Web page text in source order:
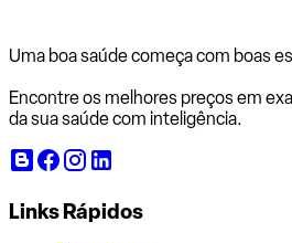
Uma boa saúde começa com boas
Encontre os melhores preços em
da sua saúde com inteligência.
Links Rápidos